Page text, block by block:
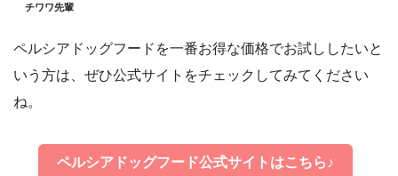
チワワ先輩
ペルシアドッグフードを一番お得な価格でお試ししたいと
いう方は、ぜひ公式サイトをチェックしてみてください
ね。
ペルシアドッグフード公式サイトはこちら♪